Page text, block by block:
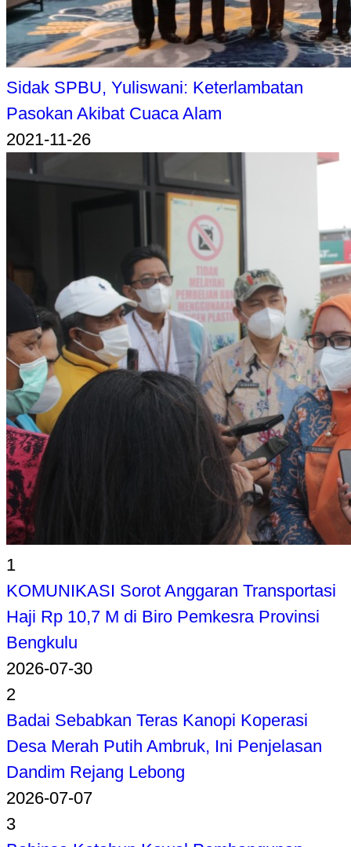
Sidak SPBU, Yuliswani: Keterlambatan
Pasokan Akibat Cuaca Alam
2021-11-26
1
KOMUNIKASI Sorot Anggaran Transportasi
Haji Rp 10,7 M di Biro Pemkesra Provinsi
Bengkulu
2026-07-30
2
Badai Sebabkan Teras Kanopi Koperasi
Desa Merah Putih Ambruk, Ini Penjelasan
Dandim Rejang Lebong
2026-07-07
3